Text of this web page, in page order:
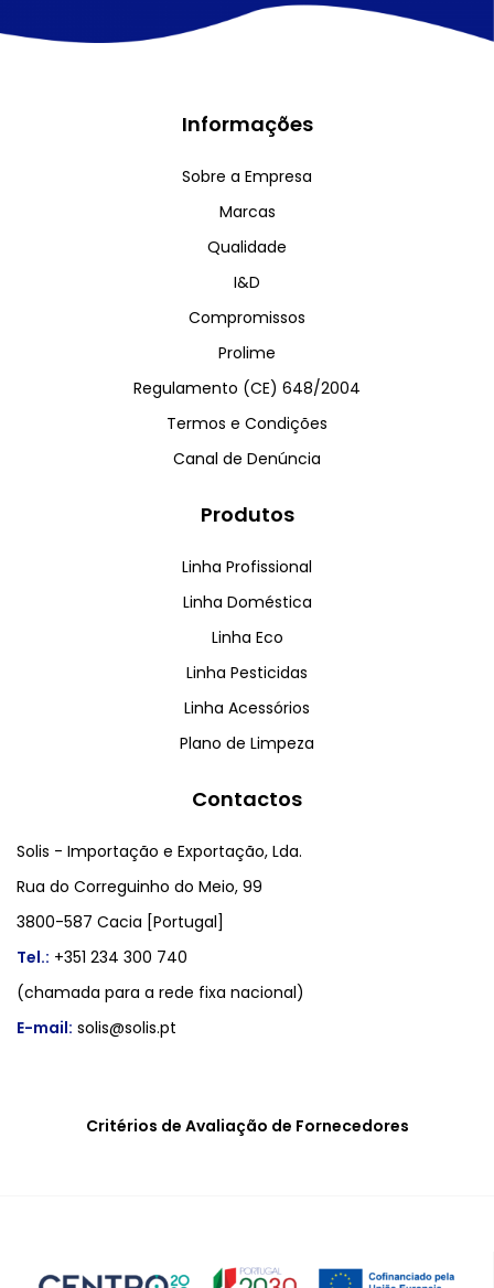
Informações
Sobre a Empresa
Marcas
Qualidade
I&D
Compromissos
Prolime
Regulamento (CE) 648/2004
Termos e Condições
Canal de Denúncia
Produtos
Linha Profissional
Linha Doméstica
Linha Eco
Linha Pesticidas
Linha Acessórios
Plano de Limpeza
Contactos
Solis - Importação e Exportação, Lda.
Rua do Correguinho do Meio, 99
3800-587 Cacia [Portugal]
Tel.: +351 234 300 740
(chamada para a rede fixa nacional)
E-mail: solis@solis.pt
Critérios de Avaliação de Fornecedores